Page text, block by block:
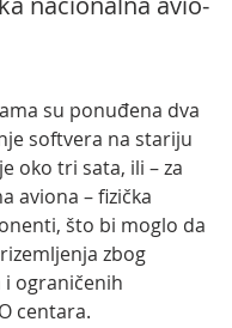
su ponuđena dva
softvera na stariju
oko tri sata, ili – za
aviona – fizička
što bi moglo da
zbog
i ograničenih
centara.